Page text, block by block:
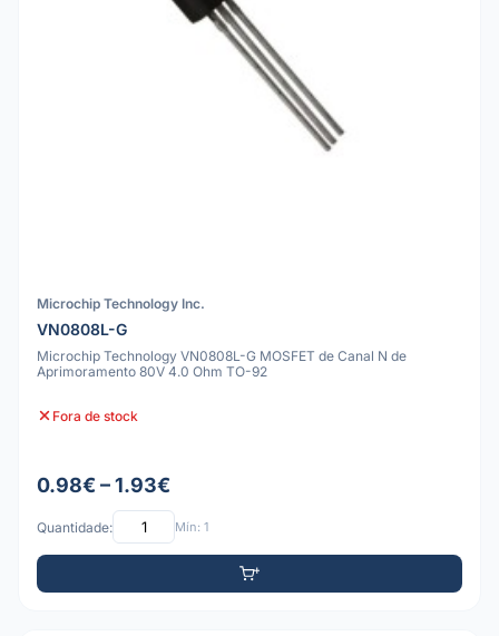
Microchip Technology Inc.
VN0808L-G
Microchip Technology VN0808L-G MOSFET de Canal N de
Aprimoramento 80V 4.0 Ohm TO-92
Fora de stock
0.98€ – 1.93€
Quantidade: Mín: 1